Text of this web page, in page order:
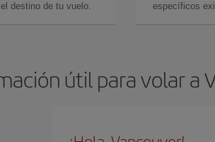
destino de tu vuelo.
específicos
útil para volar a